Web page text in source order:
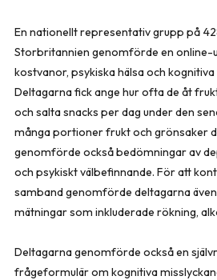
En nationellt representativ grupp på
Storbritannien genomförde en online-
kostvanor, psykiska hälsa och
Deltagarna fick ange hur ofta de åt
och salta snacks per dag under den
många portioner frukt och grönsaker
genomförde också bedömningar av
och psykiskt välbefinnande. För att
samband genomförde deltagarna
mätningar som inkluderade rökning,
Deltagarna genomförde också en
frågeformulär om kognitiva